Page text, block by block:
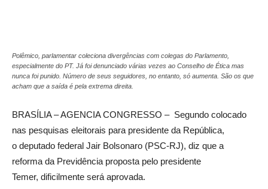
Polêmico, parlamentar coleciona divergências com colegas do Parlamento,
especialmente do PT. Já foi denunciado várias vezes ao Conselho de Ética mas
nunca foi punido. Número de seus seguidores, no entanto, só aumenta. São os que
acham que a saída é pela extrema direita.
BRASÍLIA – AGENCIA CONGRESSO – Segundo colocado
nas pesquisas eleitorais para presidente da República,
o deputado federal Jair Bolsonaro (PSC-RJ), diz que a
reforma da Previdência proposta pelo presidente
Temer, dificilmente será aprovada.